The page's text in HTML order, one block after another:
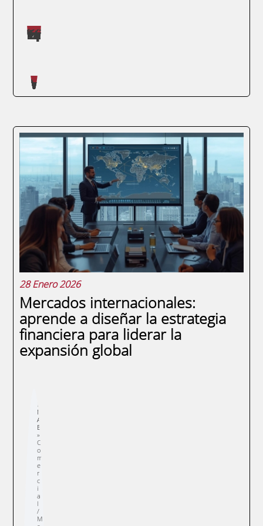
Máster impartidos por Judit López Martínez
Un título de grado sirve para entrar al
mercado laboral, pero no basta para
dirigirlo. Para acceder a la alta dirección,
asumir mayores responsabilidades y
mejorar la banda salarial, la clave está en la
especialización. Los profesionales
ambiciosos...
28 Enero 2026
Mercados internacionales:
aprende a diseñar la estrategia
financiera para liderar la
expansión global
Sobrescribir
enlaces
de
ayuda
a
la
navegación
E
N
A
E
C
o
m
e
r
c
i
a
l
/
M